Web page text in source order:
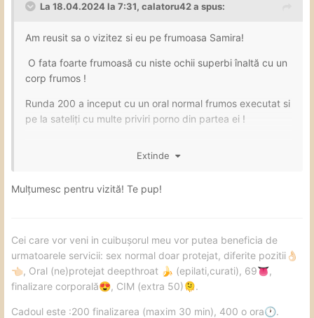
La 18.04.2024 la 7:31, calatoru42a spus:
Am reusit sa o vizitez si eu pe frumoasa Samira!
O fata foarte frumoasă cu niste ochii superbi înaltă cu un
corp frumos !
Runda 200 a inceput cu un oral normal frumos executat si
pe la sateliți cu multe priviri porno din partea ei !
La normal protejat nu am apucat prea multe lucruri
Foarte amabila si la telefon si la întâlnirea noastră chiar mi-
a placut ! Cu siguranta o sa o mai vizitez !
Extinde
Mulțumesc pentru vizită! Te pup!
Cei care vor veni in cuibușorul meu vor putea beneficia de
urmatoarele servicii: sex normal doar protejat, diferite pozitii👌🏻
👈🏻, Oral (ne)protejat deepthroat 🍌 (epilati,curati), 69👅,
finalizare corporală😍, CIM (extra 50)🫠.
Cadoul este :200 finalizarea (maxim 30 min), 400 o ora🕐.